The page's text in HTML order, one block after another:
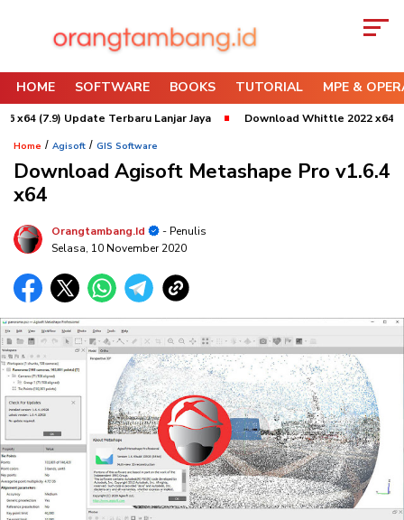
HOME SOFTWARE BOOKS TUTORIAL MPE &
(7.9) Update Terbaru Lanjar Jaya Download Whittle 2022 x64
Home / Agisoft / GIS Software
Download Agisoft Metashape Pro v1.6.4
x64
Orangtambang.id
- Penulis
Selasa, 10 November 2020